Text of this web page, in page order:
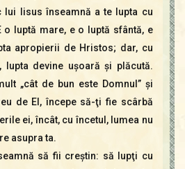
lui Iisus înseamnă a te lupta cu
o luptă mare, e o luptă sfântă, e
apropierii de Hristos; dar, cu
lupta devine uşoară şi plăcută.
„cât de bun este Domnul” şi
de El, începe să-ţi fie scârbă
ei, încât, cu încetul, lumea nu
asupra ta.
să fii creştin: să lupţi cu